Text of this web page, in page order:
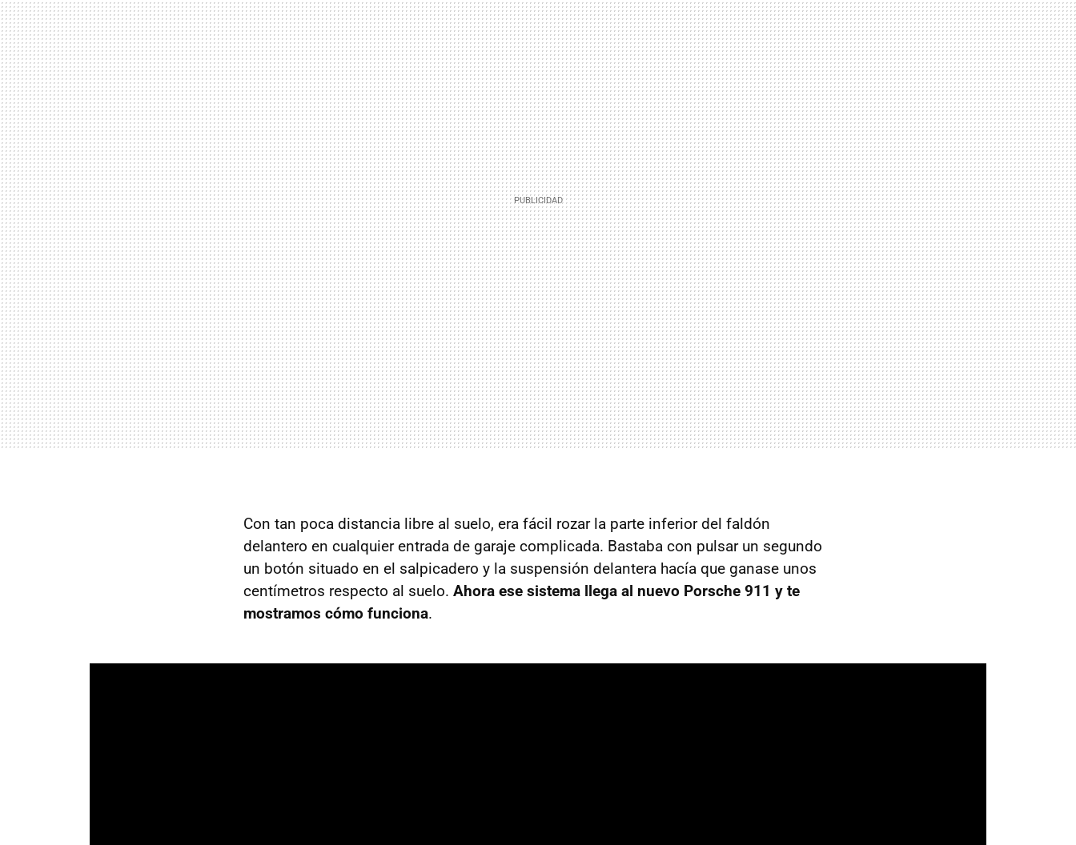
Con tan poca distancia libre al suelo, era fácil rozar la parte inferior del faldón
delantero en cualquier entrada de garaje complicada. Bastaba con pulsar un segundo
un botón situado en el salpicadero y la suspensión delantera hacía que ganase unos
centímetros respecto al suelo. Ahora ese sistema llega al nuevo Porsche 911 y te
mostramos cómo funciona.